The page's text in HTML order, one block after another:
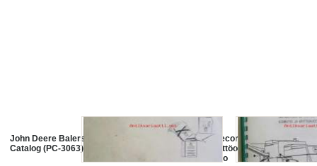
John Deere Balers 224 T.WS Parts
Catalog (PC-3063)
John Deere Record Clipper Rollax
-Kiinnitys, käyttöohjeet ja
varaosaluettelo